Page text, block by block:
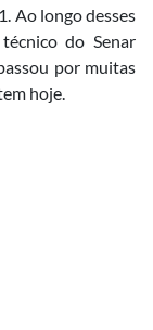
Ao longo desses
do Senar
por muitas
hoje.